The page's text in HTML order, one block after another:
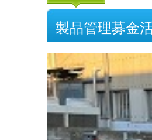
製品管理募金